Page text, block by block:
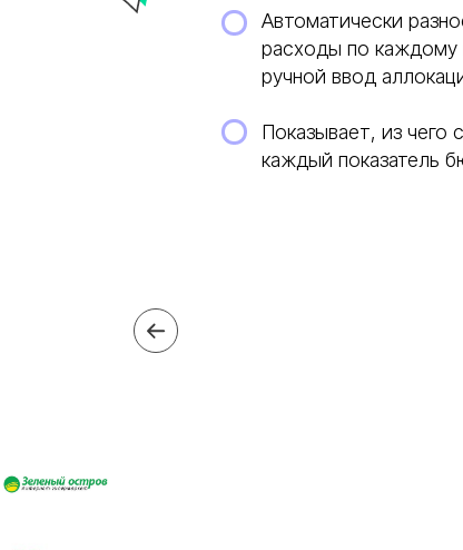
Автоматически
расходы по каждому
ручной ввод
Показывает, из чего
каждый показатель